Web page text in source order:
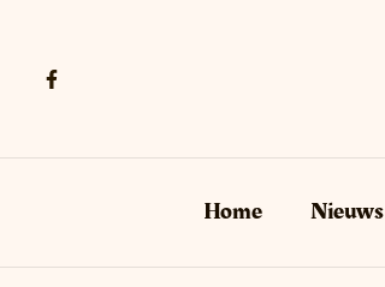
Home Nieuws